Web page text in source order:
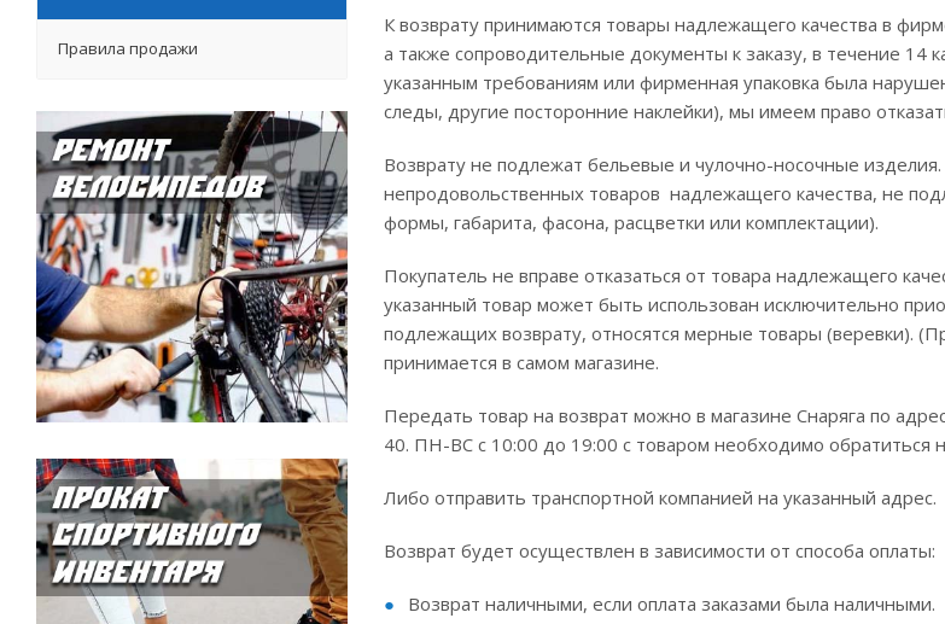
К возврату принимаются товары надлежащего качества в
а также сопроводительные документы к заказу, в течение 14
указанным требованиям или фирменная упаковка была
следы, другие посторонние наклейки), мы имеем право
Возврату не подлежат бельевые и чулочно-носочные
непродовольственных товаров надлежащего качества, не
формы, габарита, фасона, расцветки или комплектации).
Покупатель не вправе отказаться от товара надлежащего
указанный товар может быть использован исключительно
подлежащих возврату, относятся мерные товары (веревки).
принимается в самом магазине.
Передать товар на возврат можно в магазине Снаряга по
40. ПН-ВС с 10:00 до 19:00 с товаром необходимо обратиться
Либо отправить транспортной компанией на указанный адрес.
Возврат будет осуществлен в зависимости от способа оплаты:
Возврат наличными, если оплата заказами была наличными.
Правила продажи